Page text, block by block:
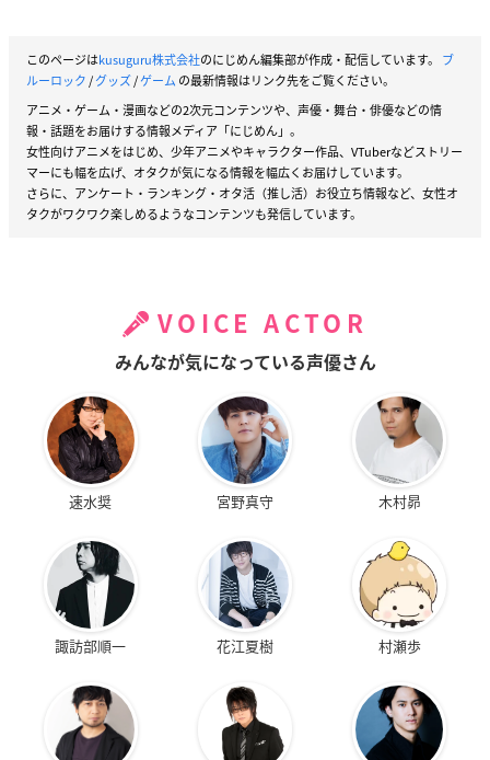
このページはkusuguru株式会社のにじめん編集部が作成・配信しています。 ブ
ルーロック/グッズ/ゲーム の最新情報はリンク先をご覧ください。
アニメ・ゲーム・漫画などの2次元コンテンツや、声優・舞台・俳優などの情
報・話題をお届けする情報メディア「にじめん」。
女性向けアニメをはじめ、少年アニメやキャラクター作品、VTuberなどストリー
マーにも幅を広げ、オタクが気になる情報を幅広くお届けしています。
さらに、アンケート・ランキング・オタ活（推し活）お役立ち情報など、女性オ
タクがワクワク楽しめるようなコンテンツも発信しています。
VOICE ACTOR
みんなが気になっている声優さん
速水奨 宮野真守 木村昴
諏訪部順一 花江夏樹 村瀬歩